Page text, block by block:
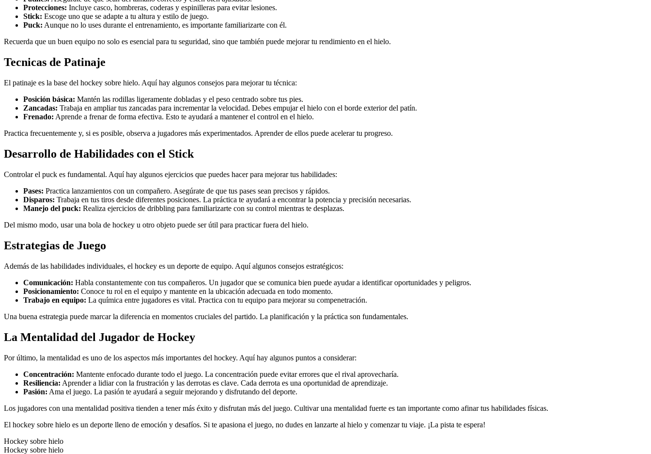
Protecciones: Incluye casco, hombreras, coderas y espinilleras para evitar lesiones.
Stick: Escoge uno que se adapte a tu altura y estilo de juego.
Puck: Aunque no lo uses durante el entrenamiento, es importante familiarizarte con él.
Recuerda que un buen equipo no solo es esencial para tu seguridad, sino que también puede mejorar tu rendimiento en el hielo.
Tecnicas de Patinaje
El patinaje es la base del hockey sobre hielo. Aquí hay algunos consejos para mejorar tu técnica:
Posición básica: Mantén las rodillas ligeramente dobladas y el peso centrado sobre tus pies.
Zancadas: Trabaja en ampliar tus zancadas para incrementar la velocidad. Debes empujar el hielo con el borde exterior del patín.
Frenado: Aprende a frenar de forma efectiva. Esto te ayudará a mantener el control en el hielo.
Practica frecuentemente y, si es posible, observa a jugadores más experimentados. Aprender de ellos puede acelerar tu progreso.
Desarrollo de Habilidades con el Stick
Controlar el puck es fundamental. Aquí hay algunos ejercicios que puedes hacer para mejorar tus habilidades:
Pases: Practica lanzamientos con un compañero. Asegúrate de que tus pases sean precisos y rápidos.
Disparos: Trabaja en tus tiros desde diferentes posiciones. La práctica te ayudará a encontrar la potencia y precisión necesarias.
Manejo del puck: Realiza ejercicios de dribbling para familiarizarte con su control mientras te desplazas.
Del mismo modo, usar una bola de hockey u otro objeto puede ser útil para practicar fuera del hielo.
Estrategias de Juego
Además de las habilidades individuales, el hockey es un deporte de equipo. Aquí algunos consejos estratégicos:
Comunicación: Habla constantemente con tus compañeros. Un jugador que se comunica bien puede ayudar a identificar oportunidades y peligros.
Posicionamiento: Conoce tu rol en el equipo y mantente en la ubicación adecuada en todo momento.
Trabajo en equipo: La química entre jugadores es vital. Practica con tu equipo para mejorar su compenetración.
Una buena estrategia puede marcar la diferencia en momentos cruciales del partido. La planificación y la práctica son fundamentales.
La Mentalidad del Jugador de Hockey
Por último, la mentalidad es uno de los aspectos más importantes del hockey. Aquí hay algunos puntos a considerar:
Concentración: Mantente enfocado durante todo el juego. La concentración puede evitar errores que el rival aprovecharía.
Resiliencia: Aprender a lidiar con la frustración y las derrotas es clave. Cada derrota es una oportunidad de aprendizaje.
Pasión: Ama el juego. La pasión te ayudará a seguir mejorando y disfrutando del deporte.
Los jugadores con una mentalidad positiva tienden a tener más éxito y disfrutan más del juego. Cultivar una mentalidad fuerte es tan importante como afinar tus habilidades físicas.
El hockey sobre hielo es un deporte lleno de emoción y desafíos. Si te apasiona el juego, no dudes en lanzarte al hielo y comenzar tu viaje. ¡La pista te espera!
Hockey sobre hielo
Hockey sobre hielo